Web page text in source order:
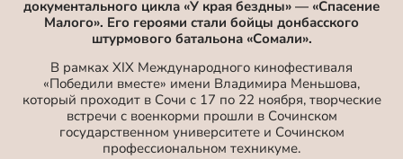
документального цикла «У края бездны» — «Спасение
Малого». Его героями стали бойцы донбасского
штурмового батальона «Сомали».
В рамках XIX Международного кинофестиваля
«Победили вместе» имени Владимира Меньшова,
который проходит в Сочи с 17 по 22 ноября, творческие
встречи с военкорми прошли в Сочинском
государственном университете и Сочинском
профессиональном техникуме.